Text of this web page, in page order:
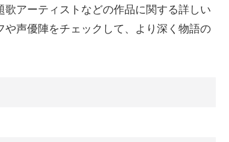
歌アーティストなどの作品に関する詳しい
声優陣をチェックして、より深く物語の